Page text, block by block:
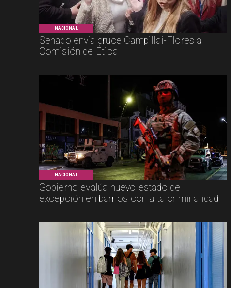
NACIONAL
Senado envía cruce Campillai-Flores a
Comisión de Ética
NACIONAL
Gobierno evalúa nuevo estado de
excepción en barrios con alta criminalidad